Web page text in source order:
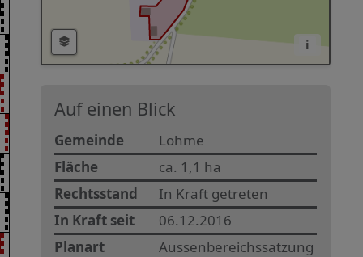
i
Auf einen Blick
Gemeinde
Lohme
Fläche
ca. 1,1 ha
Rechtsstand
In Kraft getreten
In Kraft seit
06.12.2016
Planart
Aussenbereichssatzung